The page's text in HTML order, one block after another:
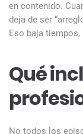
en contenido.
deja de ser
Eso baja
Qué
No todos los